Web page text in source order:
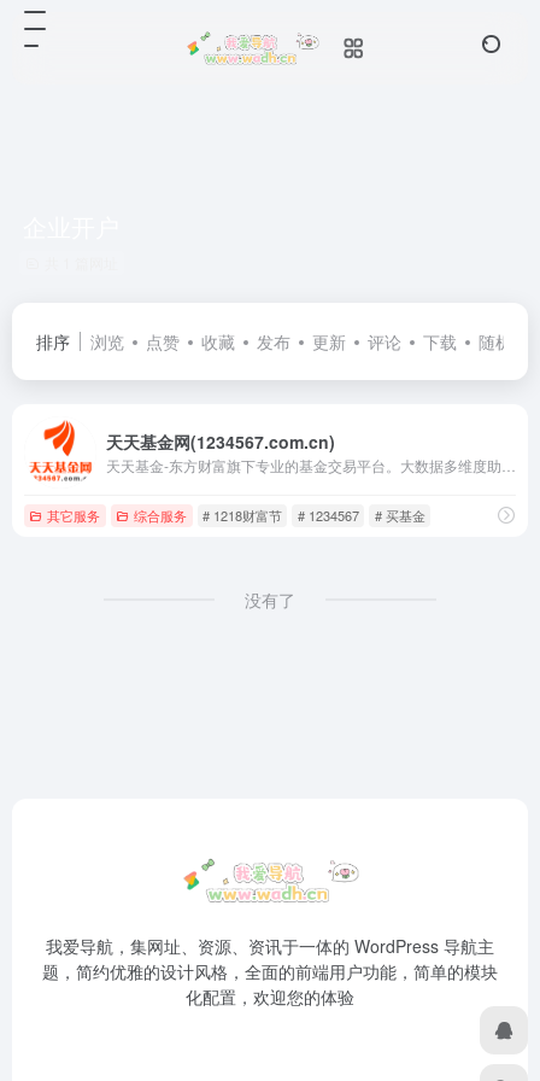
排序 浏览 点赞 收藏 发布 更新 评论 下载 随机
天天基金网(1234567.com.cn)
其它服务 综合服务 # 1218财富节 # 1234567 # 买基金
没有了
我爱导航，集网址、资源、资讯于一体的 WordPress 导航主
题，简约优雅的设计风格，全面的前端用户功能，简单的模块
化配置，欢迎您的体验